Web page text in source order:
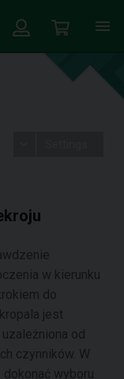
w kierunku
do
jest
od
czynników. W
wyboru